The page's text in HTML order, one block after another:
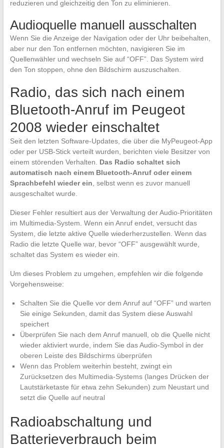
reduzieren und gleichzeitig den Ton zu eliminieren.
Audioquelle manuell ausschalten
Wenn Sie die Anzeige der Navigation oder der Uhr beibehalten,
aber nur den Ton entfernen möchten, navigieren Sie im
Quellenwähler und wechseln Sie auf “OFF”. Das System wird
den Ton stoppen, ohne den Bildschirm auszuschalten.
Radio, das sich nach einem
Bluetooth-Anruf im Peugeot
2008 wieder einschaltet
Seit den letzten Software-Updates, die über die MyPeugeot-App
oder per USB-Stick verteilt wurden, berichten viele Besitzer von
einem störenden Verhalten. Das Radio schaltet sich
automatisch nach einem Bluetooth-Anruf oder einem
Sprachbefehl wieder ein, selbst wenn es zuvor manuell
ausgeschaltet wurde.
Dieser Fehler resultiert aus der Verwaltung der Audio-Prioritäten
im Multimedia-System. Wenn ein Anruf endet, versucht das
System, die letzte aktive Quelle wiederherzustellen. Wenn das
Radio die letzte Quelle war, bevor “OFF” ausgewählt wurde,
schaltet das System es wieder ein.
Um dieses Problem zu umgehen, empfehlen wir die folgende
Vorgehensweise:
Schalten Sie die Quelle vor dem Anruf auf “OFF” und warten
Sie einige Sekunden, damit das System diese Auswahl
speichert
Überprüfen Sie nach dem Anruf manuell, ob die Quelle nicht
wieder aktiviert wurde, indem Sie das Audio-Symbol in der
oberen Leiste des Bildschirms überprüfen
Wenn das Problem weiterhin besteht, zwingt ein
Zurücksetzen des Multimedia-Systems (langes Drücken der
Lautstärketaste für etwa zehn Sekunden) zum Neustart und
setzt die Quelle auf neutral
Radioabschaltung und
Batterieverbrauch beim